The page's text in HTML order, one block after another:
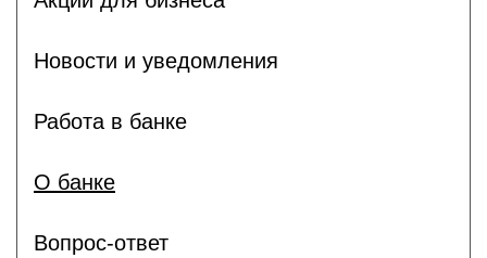
Новости и уведомления
Работа в банке
О банке
Вопрос-ответ